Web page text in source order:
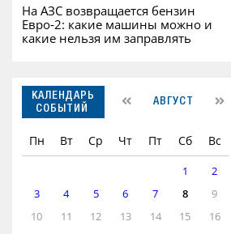
На АЗС возвращается бензин
Евро‑2: какие машины можно и
какие нельзя им заправлять
КАЛЕНДАРЬ
СОБЫТИЙ
АВГУСТ
Пн Вт Ср Чт Пт Сб Вс
1
2
3
4 5 6 7 8
9
10
11 12 13 14 15
16